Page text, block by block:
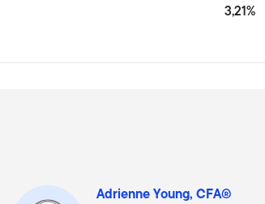
3,21%
Adrienne Young, CFA®